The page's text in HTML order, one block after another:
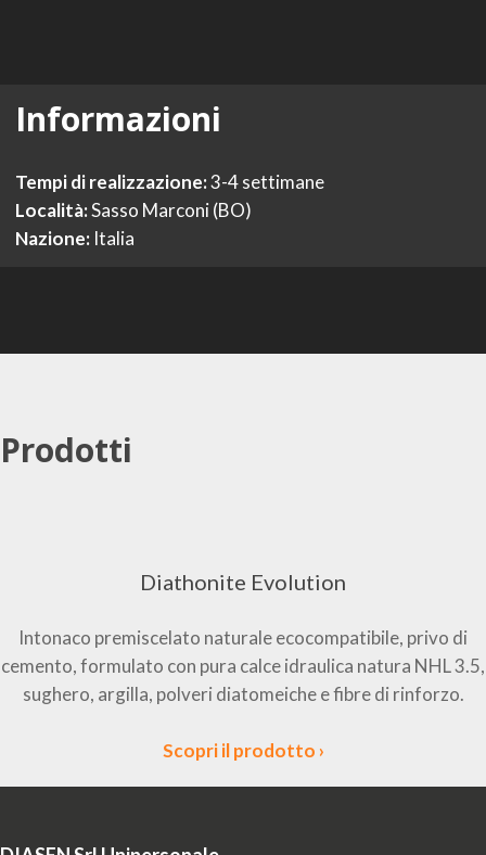
Informazioni
Tempi di realizzazione:3-4 settimane
Località:Sasso Marconi (BO)
Nazione:Italia
Prodotti
Diathonite Evolution
Intonaco premiscelato naturale ecocompatibile, privo di
cemento, formulato con pura calce idraulica natura NHL 3.5,
sughero, argilla, polveri diatomeiche e fibre di rinforzo.
Scopri il prodotto ›